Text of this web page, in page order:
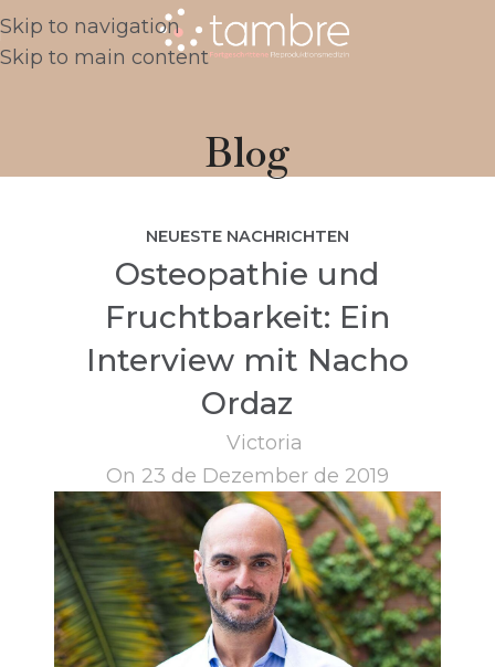
Skip to navigation
Skip to main content
Blog
NEUESTE NACHRICHTEN
Osteopathie und
Fruchtbarkeit: Ein
Interview mit Nacho
Ordaz
Victoria
On 23 de Dezember de 2019